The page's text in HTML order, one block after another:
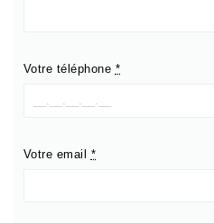
Votre téléphone *
Votre email *